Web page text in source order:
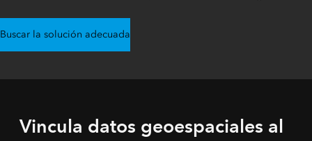
Buscar la solución adecuada
Vincula datos geoespaciales al